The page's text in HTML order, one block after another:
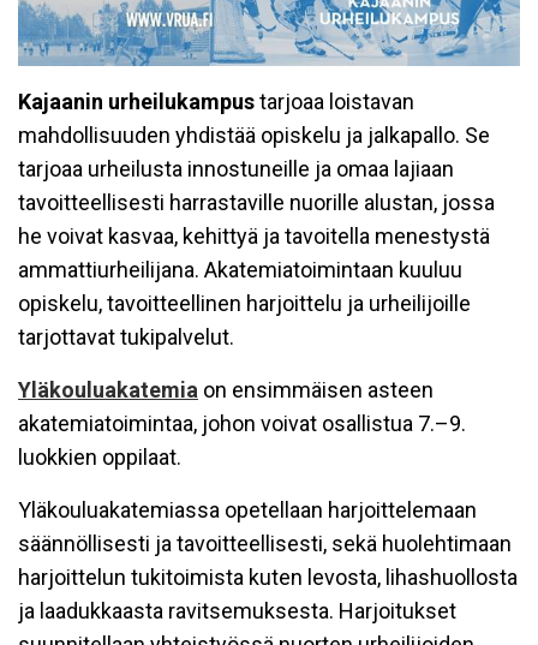
Kajaanin urheilukampustarjoaa loistavan
mahdollisuuden yhdistää opiskelu ja jalkapallo. Se
tarjoaa urheilusta innostuneille ja omaa lajiaan
tavoitteellisesti harrastaville nuorille alustan, jossa
he voivat kasvaa, kehittyä ja tavoitella menestystä
ammattiurheilijana. Akatemiatoimintaan kuuluu
opiskelu, tavoitteellinen harjoittelu ja urheilijoille
tarjottavat tukipalvelut.
Yläkouluakatemia on ensimmäisen asteen
akatemiatoimintaa, johon voivat osallistua 7.–9.
luokkien oppilaat.
Yläkouluakatemiassa opetellaan harjoittelemaan
säännöllisesti ja tavoitteellisesti, sekä huolehtimaan
harjoittelun tukitoimista kuten levosta, lihashuollosta
ja laadukkaasta ravitsemuksesta. Harjoitukset